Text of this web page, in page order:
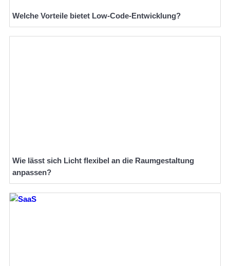
Welche Vorteile bietet Low-Code-Entwicklung?
Wie lässt sich Licht flexibel an die Raumgestaltung
anpassen?